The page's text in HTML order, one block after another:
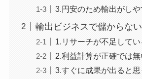
3.円安のため輸出がしや
輸出ビジネスで儲からな
1.リサーチが不足してい
2.利益計算が正確では無
3.すぐに成果が出ると思